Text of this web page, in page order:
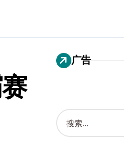
广告
搜
索
：